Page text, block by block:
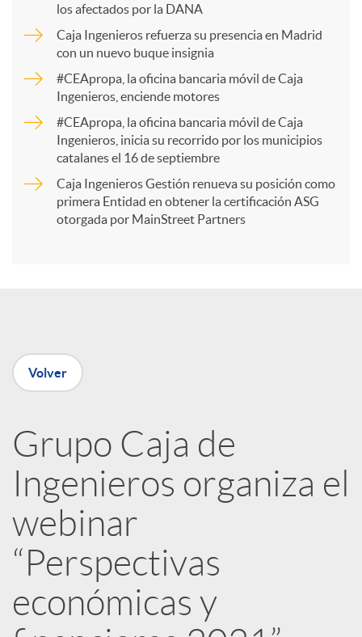
p
a
r
t
n
R
e
d
e
los afectados por la DANA
Caja Ingenieros refuerza su presencia en Madrid
con un nuevo buque insignia
#CEApropa, la oficina bancaria móvil de Caja
Ingenieros, enciende motores
#CEApropa, la oficina bancaria móvil de Caja
Ingenieros, inicia su recorrido por los municipios
catalanes el 16 de septiembre
Caja Ingenieros Gestión renueva su posición como
primera Entidad en obtener la certificación ASG
otorgada por MainStreet Partners
Volver
Grupo Caja de
Ingenieros organiza el
webinar
“Perspectivas
económicas y